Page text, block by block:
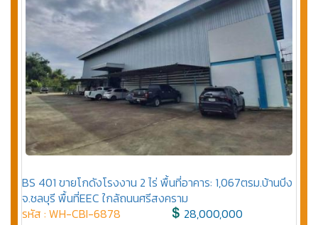
BS 401 ขายโกดังโรงงาน 2 ไร่ พื้นที่อาคาร: 1,067ตรม.บ้านบึง
จ.ชลบุรี พื้นที่EEC ใกล้ถนนศรีสงคราม
รหัส : WH-CBI-6878
28,000,000